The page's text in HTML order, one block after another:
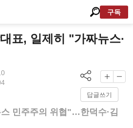
구독
표, 일제히 "가짜뉴스·
답글쓰기
민주주의 위협"…한덕수·김